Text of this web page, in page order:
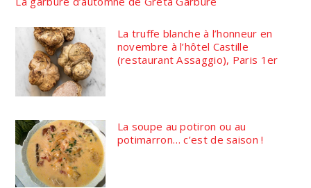
La truffe blanche à l’honneur en
novembre à l’hôtel Castille
(restaurant Assaggio), Paris 1er
La soupe au potiron ou au
potimarron… c’est de saison !